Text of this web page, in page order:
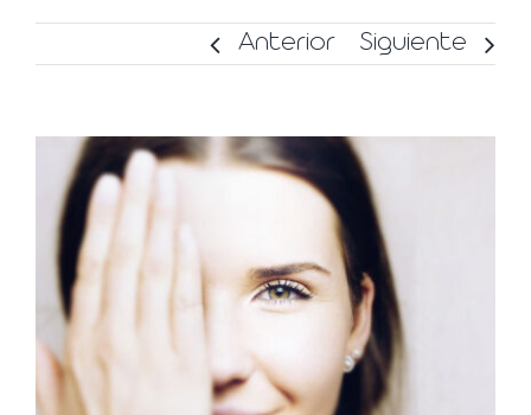
Anterior Siguiente
Ver
imagen
más
grande